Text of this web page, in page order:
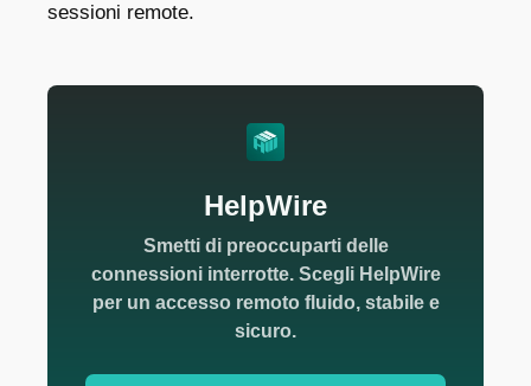
sessioni remote.
HelpWire
Smetti di preoccuparti delle
connessioni interrotte. Scegli HelpWire
per un accesso remoto fluido, stabile e
sicuro.